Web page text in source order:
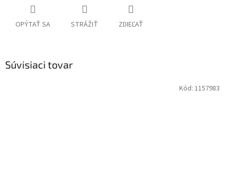
OPÝTAŤ SA STRÁŽIŤ ZDIEĽAŤ
Súvisiaci tovar
Kód: 1157983